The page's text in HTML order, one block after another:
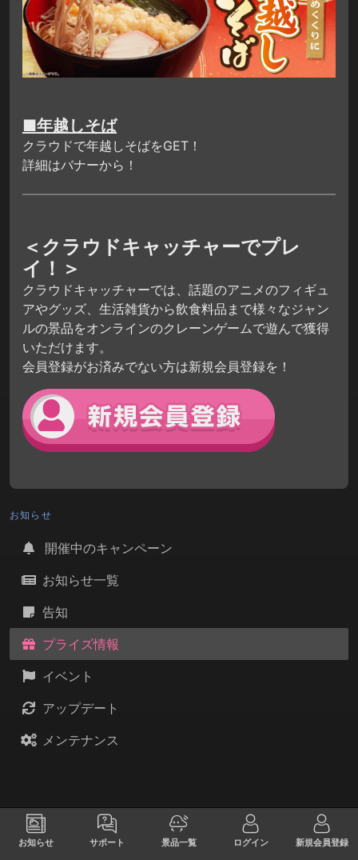
お知らせ サポート 景品一覧 ログイン 新規会員登録
■年越しそば
クラウドで年越しそばをGET！
詳細はバナーから！
＜クラウドキャッチャーでプレ
イ！＞
クラウドキャッチャーでは、話題のアニメのフィギュ
アやグッズ、生活雑貨から飲食料品まで様々なジャン
ルの景品をオンラインのクレーンゲームで遊んで獲得
いただけます。
会員登録がお済みでない方は新規会員登録を！
お知らせ
開催中のキャンペーン
お知らせ一覧
告知
プライズ情報
イベント
アップデート
メンテナンス